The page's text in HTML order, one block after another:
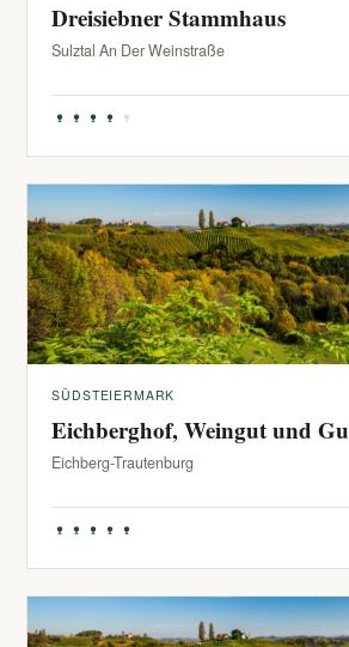
Dreisiebner Stammhaus
Sulztal An Der Weinstraße
SÜDSTEIERMARK
Eichberghof, Weingut und
Eichberg-Trautenburg